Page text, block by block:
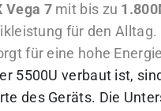
Vega 7mit bis zu
für den Alltag.
für eine hohe
5500U verbaut ist,
des Geräts. Die